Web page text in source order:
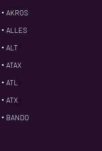
AKROS
ALLES
ALT
ATAX
ATL
ATX
BANDO